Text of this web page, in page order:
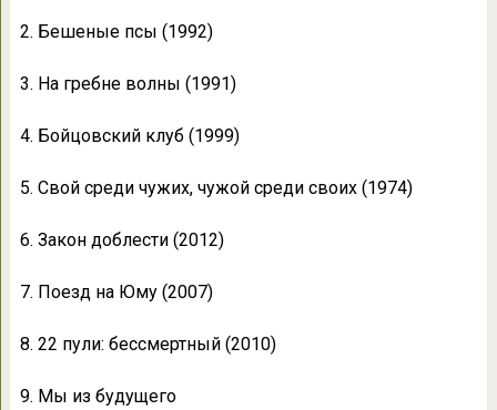
2. Бешеные псы (1992)
3. На гребне волны (1991)
4. Бойцовский клуб (1999)
5. Свой среди чужих, чужой среди своих (1974)
6. Закон доблести (2012)
7. Поезд на Юму (2007)
8. 22 пули: бессмертный (2010)
9. Мы из будущего